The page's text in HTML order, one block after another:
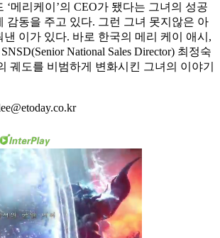
‘메리케이’의 CEO가 됐다는 그녀의 성공
감동을 주고 있다. 그런 그녀 못지않은 아
이가 있다. 바로 한국의 메리 케이 애시,
National Sales Director) 최정숙
궤도를 비범하게 변화시킨 그녀의 이야기